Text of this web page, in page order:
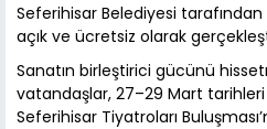
Seferihisar Belediyesi
açık ve ücretsiz olarak
Sanatın birleştirici gücünü
vatandaşlar, 27–29 Mart
Seferihisar Tiyatroları